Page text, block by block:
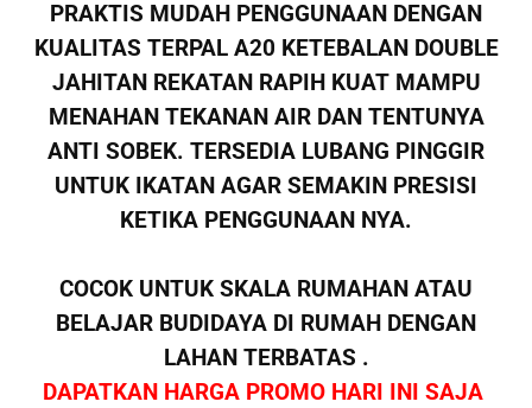
PRAKTIS MUDAH PENGGUNAAN DENGAN
KUALITAS TERPAL A20 KETEBALAN DOUBLE
JAHITAN REKATAN RAPIH KUAT MAMPU
MENAHAN TEKANAN AIR DAN TENTUNYA
ANTI SOBEK. TERSEDIA LUBANG PINGGIR
UNTUK IKATAN AGAR SEMAKIN PRESISI
KETIKA PENGGUNAAN NYA.
COCOK UNTUK SKALA RUMAHAN ATAU
BELAJAR BUDIDAYA DI RUMAH DENGAN
LAHAN TERBATAS .
DAPATKAN HARGA PROMO HARI INI SAJA